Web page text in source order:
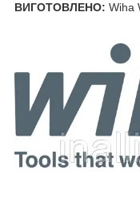
ВИГОТОВЛЕНО: Wiha